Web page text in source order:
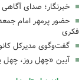
خبرنگار؛ صدای
حضور پرمهر امام
فکری
گفت‌وگوی مدیرکل
آیین «چهل روز، چهل